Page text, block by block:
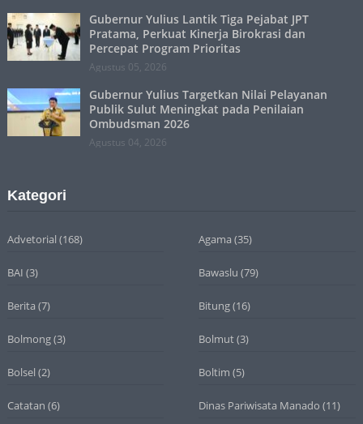
Gubernur Yulius Lantik Tiga Pejabat JPT
Pratama, Perkuat Kinerja Birokrasi dan
Percepat Program Prioritas
Agustus 05, 2026
Gubernur Yulius Targetkan Nilai Pelayanan
Publik Sulut Meningkat pada Penilaian
Ombudsman 2026
Agustus 04, 2026
Kategori
Advetorial (168) Agama (35)
BAI (3) Bawaslu (79)
Berita (7) Bitung(16)
Bolmong(3) Bolmut(3)
Bolsel (2) Boltim (5)
Catatan (6) Dinas Pariwisata Manado (11)